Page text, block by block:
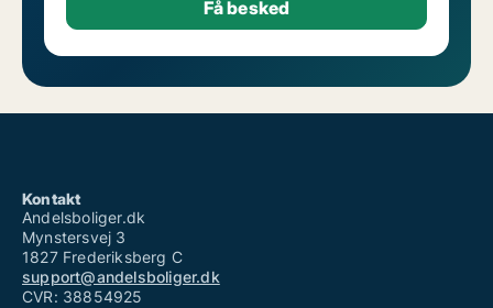
Kontakt
Andelsboliger.dk
Mynstersvej 3
1827 Frederiksberg C
support@andelsboliger.dk
CVR: 38854925